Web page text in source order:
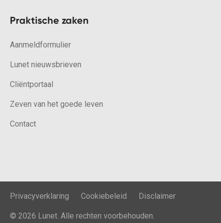
Praktische zaken
Aanmeldformulier
Lunet nieuwsbrieven
Cliëntportaal
Zeven van het goede leven
Contact
© 2026 Lunet. Alle rechten voorbehouden.
Privacyverklaring Cookiebeleid Disclaimer